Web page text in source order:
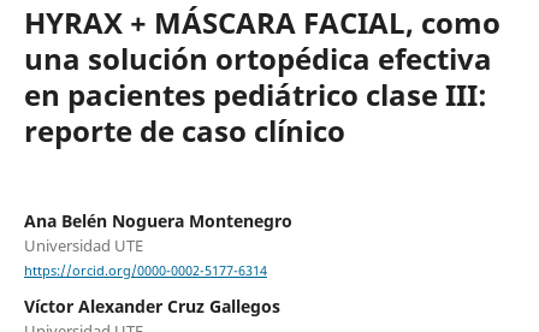
HYRAX + MÁSCARA FACIAL, como
una solución ortopédica efectiva
en pacientes pediátrico clase III:
reporte de caso clínico
Ana Belén Noguera Montenegro
Universidad UTE
https://orcid.org/0000-0002-5177-6314
Víctor Alexander Cruz Gallegos